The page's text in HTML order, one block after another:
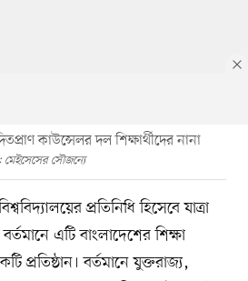
কাউন্সেলর দল শিক্ষার্থীদের নানা
মেইসেসের সৌজন্যে
প্রতিনিধি হিসেবে যাত্রা
বর্তমানে এটি বাংলাদেশের শিক্ষা
প্রতিষ্ঠান। বর্তমানে যুক্তরাজ্য,